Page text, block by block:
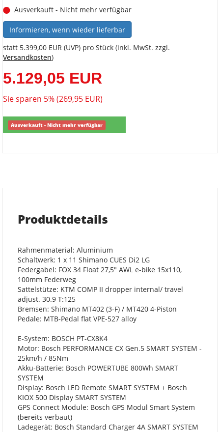
Ausverkauft - Nicht mehr verfügbar
Informieren, wenn wieder lieferbar
statt 5.399,00 EUR (UVP) pro Stück (inkl. MwSt. zzgl.
Versandkosten)
5.129,05 EUR
Sie sparen 5% (269,95 EUR)
Ausverkauft - Nicht mehr verfügbar
Produktdetails
Rahmenmaterial: Aluminium
Schaltwerk: 1 x 11 Shimano CUES Di2 LG
Federgabel: FOX 34 Float 27,5" AWL e-bike 15x110,
100mm Federweg
Sattelstütze: KTM COMP II dropper internal/ travel
adjust. 30.9 T:125
Bremsen: Shimano MT402 (3-F) / MT420 4-Piston
Pedale: MTB-Pedal flat VPE-527 alloy
E-System: BOSCH PT-CX8K4
Motor: Bosch PERFORMANCE CX Gen.5 SMART SYSTEM -
25km/h / 85Nm
Akku-Batterie: Bosch POWERTUBE 800Wh SMART
SYSTEM
Display: Bosch LED Remote SMART SYSTEM + Bosch
KIOX 500 Display SMART SYSTEM
GPS Connect Module: Bosch GPS Modul Smart System
(bereits verbaut)
Ladegerät: Bosch Standard Charger 4A SMART SYSTEM